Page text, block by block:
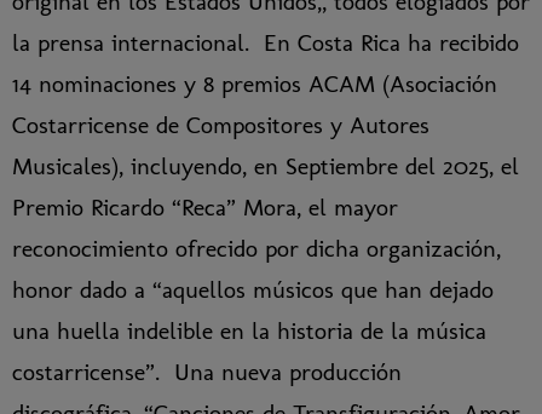
la prensa internacional. En Costa Rica ha recibido
14 nominaciones y 8 premios ACAM (Asociación
Costarricense de Compositores y Autores
Musicales), incluyendo, en Septiembre del 2025, el
Premio Ricardo “Reca” Mora, el mayor
reconocimiento ofrecido por dicha organización,
honor dado a “aquellos músicos que han dejado
una huella indelible en la historia de la música
costarricense”. Una nueva producción